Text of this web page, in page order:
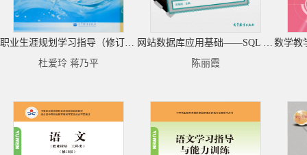
职业生涯规划学习指导（修订版）
杜爱玲 蒋乃平
网站数据库应用基础——SQL Server 2008
陈丽霞